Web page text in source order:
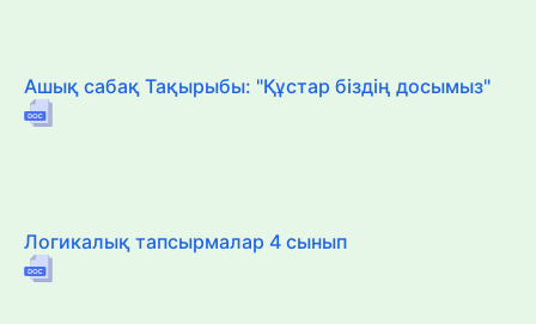
Ашық сабақ Тақырыбы: "Құстар біздің досымыз"
Логикалық тапсырмалар 4 сынып